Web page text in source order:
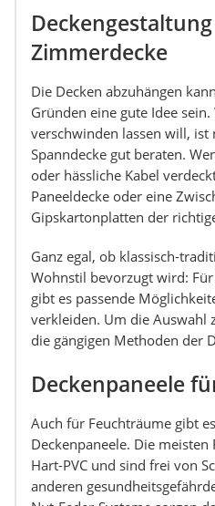
Zimmerdecke
Die Decken abzuhängen
Gründen eine gute Idee
verschwinden lassen will, ist
Spanndecke gut beraten.
oder hässliche Kabel
Paneeldecke oder eine
Gipskartonplatten der
Ganz egal, ob klassisch-
Wohnstil bevorzugt wird:
gibt es passende
verkleiden. Um die Auswahl
die gängigen Methoden der
Deckenpaneele
Auch für Feuchträume gibt
Deckenpaneele. Die
Hart-PVC und sind frei von
anderen